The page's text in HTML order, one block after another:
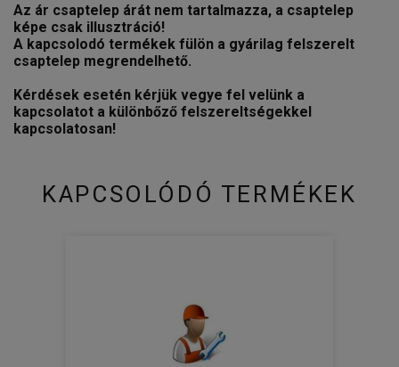
Az ár csaptelep árát nem tartalmazza, a csaptelep
képe csak illusztráció!
A kapcsolodó termékek fülön a gyárilag felszerelt
csaptelep megrendelhető.
Kérdések esetén kérjük vegye fel velünk a
kapcsolatot a különbőző felszereltségekkel
kapcsolatosan!
KAPCSOLÓDÓ TERMÉKEK